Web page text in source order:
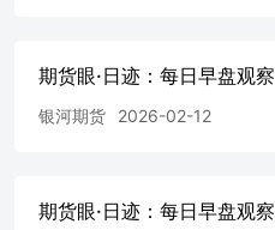
期货眼·日迹：每日早盘观察
银河期货 2026-02-12
期货眼·日迹：每日早盘观察